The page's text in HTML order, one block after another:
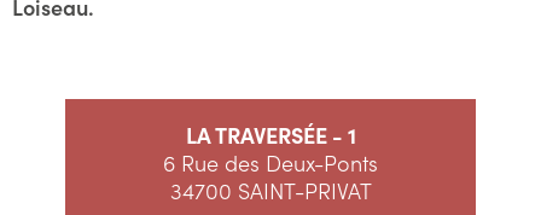
Loiseau.
LA TRAVERSÉE - 1
6 Rue des Deux-Ponts
34700 SAINT-PRIVAT